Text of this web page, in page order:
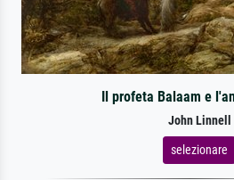
Il profeta Balaam e
John Linnell
selezionare